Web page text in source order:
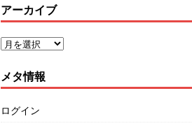
アーカイブ
メタ情報
ログイン